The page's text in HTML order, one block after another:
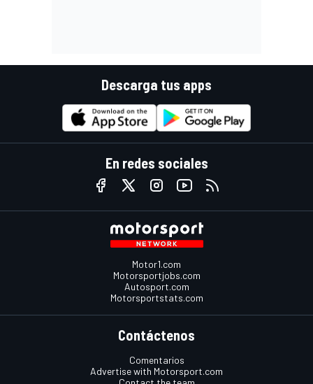
Descarga tus apps
En redes sociales
Motor1.com
Motorsportjobs.com
Autosport.com
Motorsportstats.com
Contáctenos
Comentarios
Advertise with Motorsport.com